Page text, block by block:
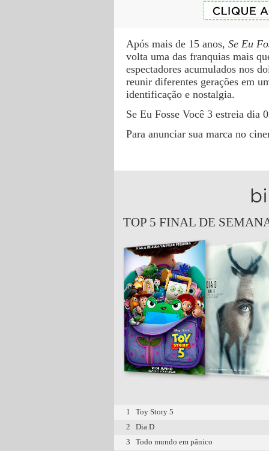
Após mais de 15 anos, Se Eu
volta uma das franquias mais
espectadores acumulados nos
reunir diferentes gerações em
identificação e nostalgia.
Se Eu Fosse Você 3 estreia dia
Para anunciar sua marca no
TOP 5 FINAL DE
1
Toy Story 5
2
Dia D
3
Todo mundo em pânico